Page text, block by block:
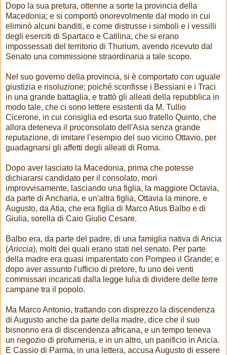
Dopo la sua pretura, ottenne a sorte la provincia della
Macedonia; e si comportò onorevolmente dal modo in cui
eliminò alcuni banditi, e come distrusse i simboli e i vessilli
degli eserciti di Spartaco e Catilina, che si erano
impossessati del territorio di Thurium, avendo ricevuto dal
Senato una commissione straordinaria a tale scopo.
Nel suo governo della provincia, si è comportato con uguale
giustizia e risoluzione; poiché sconfisse i Bessiani e i Traci
in una grande battaglia, e trattò gli alleati della repubblica in
modo tale, che ci sono lettere esistenti da M. Tullio
Cicerone, in cui consiglia ed esorta suo fratello Quinto, che
allora deteneva il proconsolato dell'Asia senza grande
reputazione, di imitare l'esempio del suo vicino Ottavio, per
guadagnarsi gli affetti degli alleati di Roma.
Dopo aver lasciato la Macedonia, prima che potesse
dichiararsi candidato per il consolato, morì
improvvisamente, lasciando una figlia, la maggiore Octavia,
da parte di Ancharia, e un'altra figlia, Ottavia la minore, e
Augusto, da Atia, che era figlia di Marco Atius Balbo e di
Giulia, sorella di Caio Giulio Cesare.
Balbo era, da parte del padre, di una famiglia nativa di Aricia
(Ariccia), molti dei quali erano stati nel senato. Per parte
della madre era quasi imparentato con Pompeo il Grande; e
dopo aver assunto l'ufficio di pretore, fu uno dei venti
commissari incaricati dalla legge Iulia di dividere delle terre
campane tra il popolo.
Ma Marco Antonio, trattando con disprezzo la discendenza
di Augusto anche da parte della madre, dice che il suo
bisnonno era di discendenza africana, e un tempo teneva
un negozio di profumeria, e in un altro, un panificio in Aricia.
E Cassio di Parma, in una lettera, accusa Augusto di essere